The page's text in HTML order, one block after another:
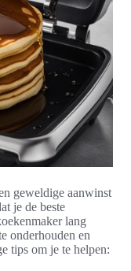
geweldige aanwinst
je de beste
lang
onderhouden en
tips om je te helpen: